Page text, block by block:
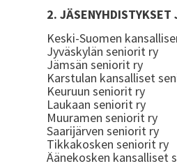
2. JÄSENYHDISTYKSET
Keski-Suomen
Jyväskylän seniorit ry
Jämsän seniorit ry
Karstulan kansalliset
Keuruun seniorit ry
Laukaan seniorit ry
Muuramen seniorit ry
Saarijärven seniorit ry
Tikkakosken seniorit ry
Äänekosken kansalliset